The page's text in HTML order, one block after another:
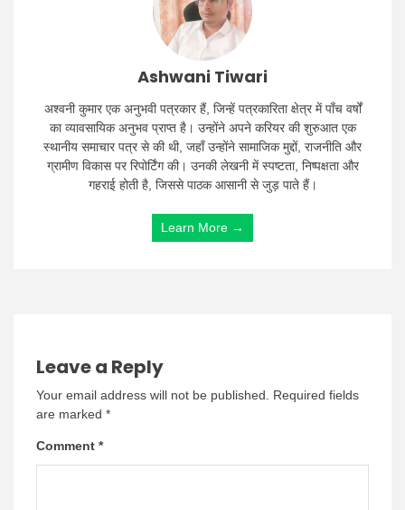
Ashwani Tiwari
अश्वनी कुमार एक अनुभवी पत्रकार हैं, जिन्हें पत्रकारिता क्षेत्र में पाँच वर्षों
का व्यावसायिक अनुभव प्राप्त है। उन्होंने अपने करियर की शुरुआत एक
स्थानीय समाचार पत्र से की थी, जहाँ उन्होंने सामाजिक मुद्दों, राजनीति और
ग्रामीण विकास पर रिपोर्टिंग की। उनकी लेखनी में स्पष्टता, निष्पक्षता और
गहराई होती है, जिससे पाठक आसानी से जुड़ पाते हैं।
Learn More →
Leave a Reply
Your email address will not be published.
Required fields
are marked *
Comment *